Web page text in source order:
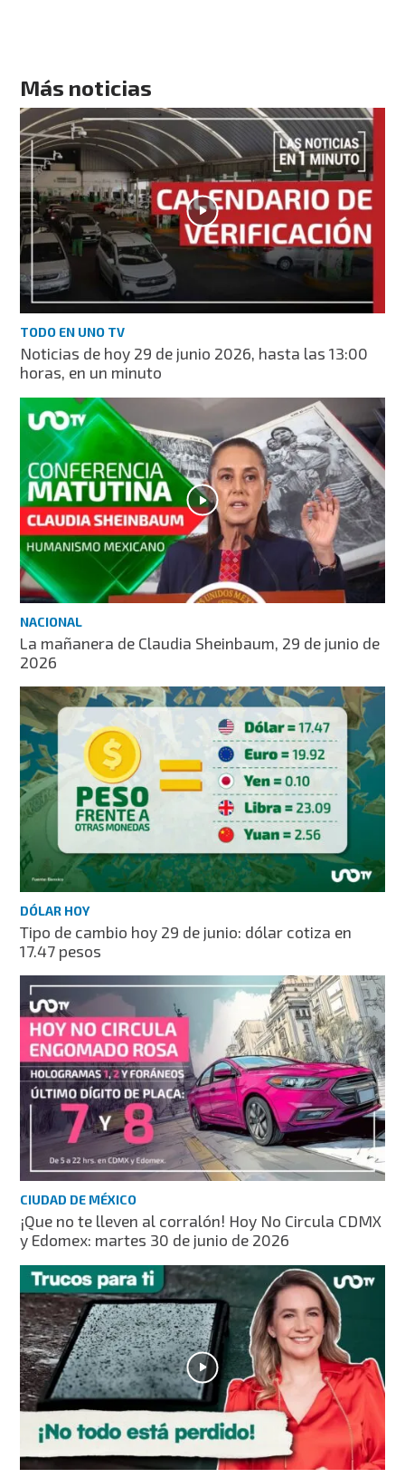
Más noticias
TODO EN UNO TV
Noticias de hoy 29 de junio 2026, hasta las 13:00
horas, en un minuto
NACIONAL
La mañanera de Claudia Sheinbaum, 29 de junio de
2026
DÓLAR HOY
Tipo de cambio hoy 29 de junio: dólar cotiza en
17.47 pesos
CIUDAD DE MÉXICO
¡Que no te lleven al corralón! Hoy No Circula CDMX
y Edomex: martes 30 de junio de 2026